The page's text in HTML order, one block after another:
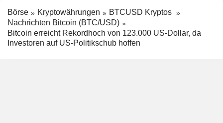
Börse Kryptowährungen
BTCUSD Kryptos
Nachrichten Bitcoin (BTC/USD)
Bitcoin erreicht Rekordhoch von 123.000 US-Dollar, da
Investoren auf US-Politikschub hoffen